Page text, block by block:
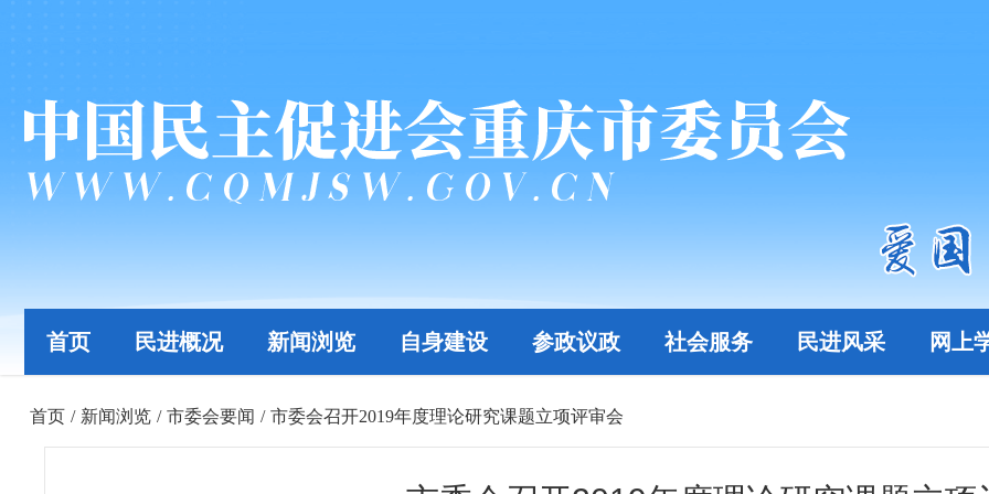
首页 民进概况 新闻浏览 自身建设 参政议政 社会服务 民进风采 网上
首页 / 新闻浏览 / 市委会要闻 / 市委会召开2019年度理论研究课题立项评审会